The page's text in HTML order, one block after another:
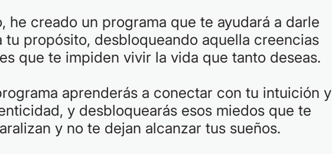
he creado un programa que te ayudará a darle
tu propósito, desbloqueando aquella creencias
que te impiden vivir la vida que tanto deseas.
aprenderás a conectar con tu intuición y
y desbloquearás esos miedos que te
y no te dejan alcanzar tus sueños.